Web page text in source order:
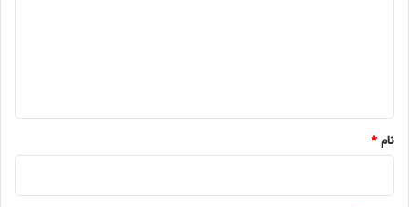
نام*